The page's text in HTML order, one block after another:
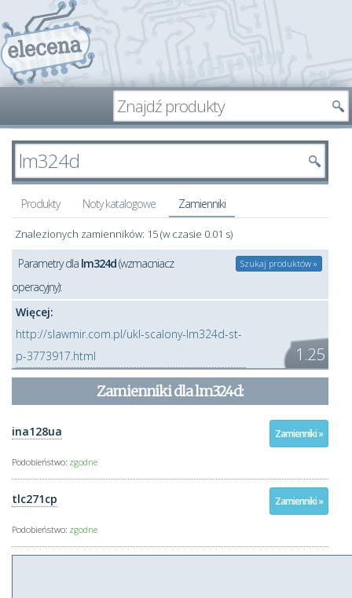
Produkty Noty katalogowe Zamienniki
Znalezionych zamienników: 15 (w czasie 0.01 s)
Szukaj produktów »
Parametry dla lm324d(wzmacniacz
operacyjny):
1.25
Więcej:
http://slawmir.com.pl/ukl-scalony-lm324d-st-
p-3773917.html
Zamienniki dlalm324d:
Zamienniki »
ina128ua
Podobieństwo: zgodne
Zamienniki »
tlc271cp
Podobieństwo: zgodne